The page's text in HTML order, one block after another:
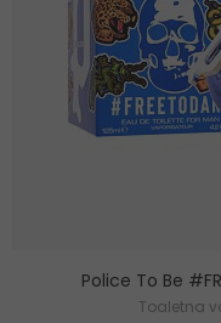
Police To Be
Toaletna